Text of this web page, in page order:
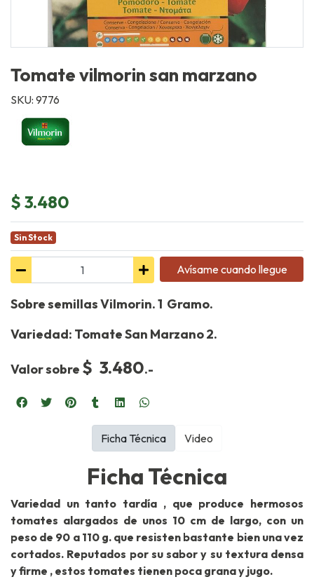
Tomate vilmorin san marzano
SKU: 9776
$ 3.480
Sin Stock
Avísame cuando llegue
Sobre semillas Vilmorin. 1 Gramo.
Variedad: Tomate San Marzano 2.
Valor sobre $ 3.480.-
Ficha Técnica
Variedad un tanto tardía , que produce hermosos
tomates alargados de unos 10 cm de largo, con un
peso de 90 a 110 g. que resisten bastante bien una vez
cortados. Reputados por su sabor y su textura densa
y firme , estos tomates tienen poca grana y jugo.
Ficha Técnica Video